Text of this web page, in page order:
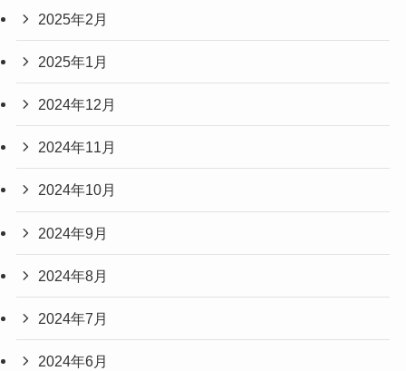
2025年2月
2025年1月
2024年12月
2024年11月
2024年10月
2024年9月
2024年8月
2024年7月
2024年6月